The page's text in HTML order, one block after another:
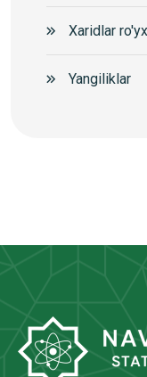
Xaridlar
Yangiliklar